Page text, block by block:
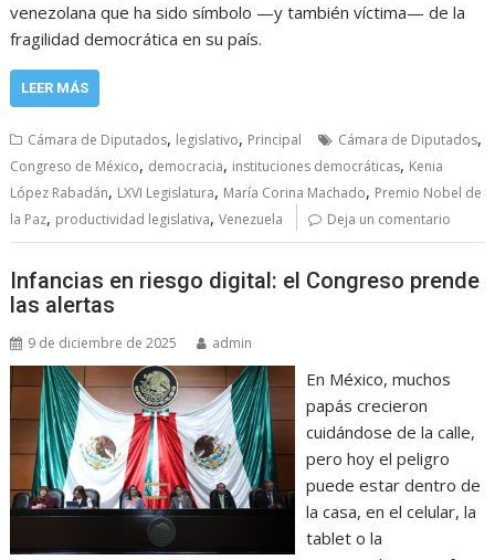
venezolana que ha sido símbolo —y también víctima— de la
fragilidad democrática en su país.
LEER MÁS
Cámara de Diputados, legislativo, Principal Cámara de Diputados,
Congreso de México, democracia, instituciones democráticas, Kenia
López Rabadán, LXVI Legislatura, María Corina Machado, Premio Nobel de
la Paz, productividad legislativa,Venezuela Deja un comentario
Infancias en riesgo digital: el Congreso prende
las alertas
9 de diciembre de 2025 admin
En México, muchos
papás crecieron
cuidándose de la calle,
pero hoy el peligro
puede estar dentro de
la casa, en el celular, la
tablet o la